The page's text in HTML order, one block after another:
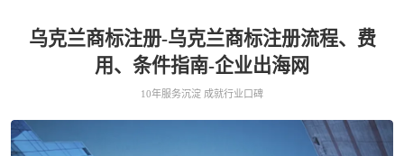
乌克兰商标注册-乌克兰商标注册流程、费
用、条件指南-企业出海网
10年服务沉淀 成就行业口碑